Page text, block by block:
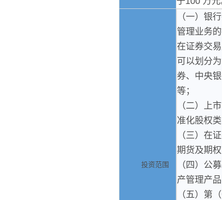
投资范围
（一）银
管理业务
在证券交
可以划分
券、中央
等；
（二）上
准化股权
（三）在
期货及期
（四）公
产管理产
（五）第